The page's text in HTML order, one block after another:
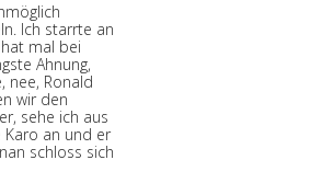
Ich starrte an
hat mal bei
Ahnung,
nee, Ronald
wir den
sehe ich aus
Karo an und er
schloss sich